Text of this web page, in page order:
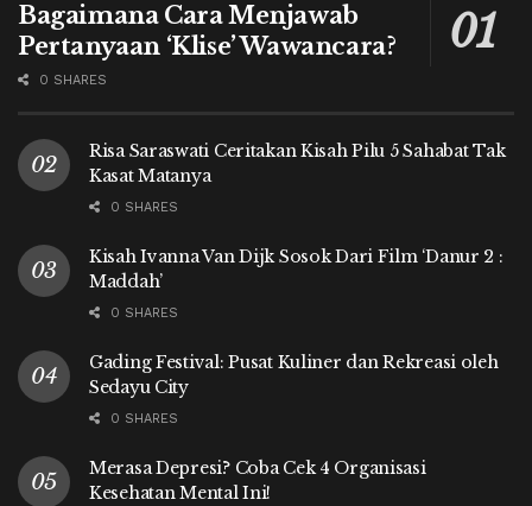
Bagaimana Cara Menjawab
Pertanyaan ‘Klise’ Wawancara?
0 SHARES
Risa Saraswati Ceritakan Kisah Pilu 5 Sahabat Tak
Kasat Matanya
0 SHARES
Kisah Ivanna Van Dijk Sosok Dari Film ‘Danur 2 :
Maddah’
0 SHARES
Gading Festival: Pusat Kuliner dan Rekreasi oleh
Sedayu City
0 SHARES
Merasa Depresi? Coba Cek 4 Organisasi
Kesehatan Mental Ini!